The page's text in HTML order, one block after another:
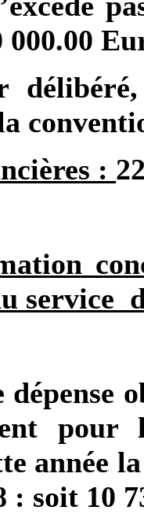
000.00
:
service
dépense
pour
année
: soit 10